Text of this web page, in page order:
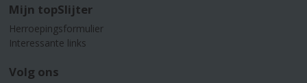
Mijn topSlijter
Herroepingsformulier
Interessante links
Volg ons